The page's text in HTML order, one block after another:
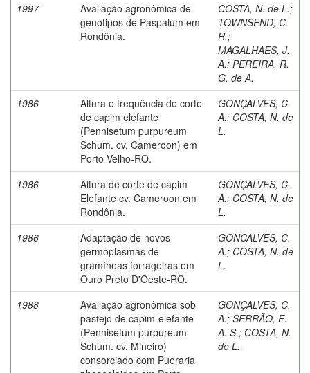
1997
Avaliação agronômica de
genótipos de Paspalum em
Rondônia.
COSTA, N. de L.;
TOWNSEND, C.
R.;
MAGALHAES, J.
A.; PEREIRA, R.
G. de A.
1986
Altura e frequência de corte
de capim elefante
(Pennisetum purpureum
Schum. cv. Cameroon) em
Porto Velho-RO.
GONÇALVES, C.
A.; COSTA, N. de
L.
1986
Altura de corte de capim
Elefante cv. Cameroon em
Rondônia.
GONÇALVES, C.
A.; COSTA, N. de
L.
1986
Adaptação de novos
germoplasmas de
gramíneas forrageiras em
Ouro Preto D'Oeste-RO.
GONCALVES, C.
A.; COSTA, N. de
L.
1988
Avaliação agronômica sob
pastejo de capim-elefante
(Pennisetum purpureum
Schum. cv. Mineiro)
consorciado com Pueraria
GONÇALVES, C.
A.; SERRÃO, E.
A. S.; COSTA, N.
de L.